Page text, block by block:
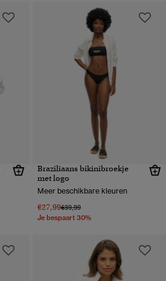
Braziliaans bikinibroekje
met logo
Meer beschikbare kleuren
€27,99Prijs verlaagd van
€39,99naar
Je bespaart 30%